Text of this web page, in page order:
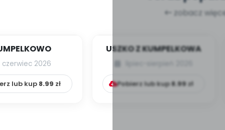
zobacz
czerwiec 2026
lub kup 8.99 zł
USZKO Z KUMPELKOWA
Pobierz lub kup8.99zł